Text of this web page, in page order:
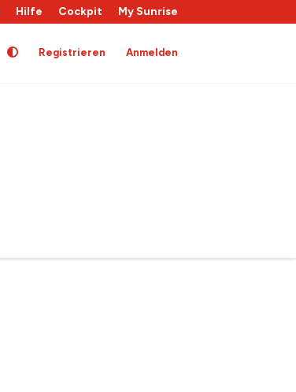
Hilfe Cockpit My Sunrise
Registrieren Anmelden